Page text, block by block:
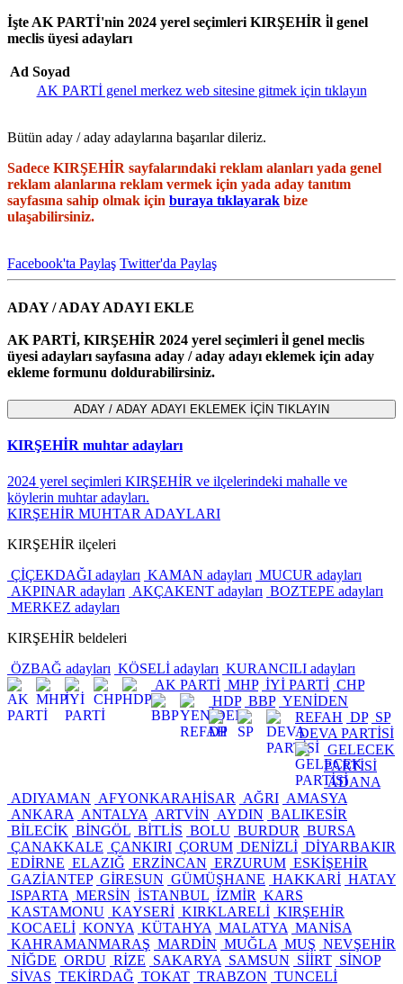
İşte AK PARTİ'nin 2024 yerel seçimleri KIRŞEHİR i̇l genel
meclis üyesi adayları
Ad Soyad
AK PARTİ genel merkez web sitesine gitmek için tıklayın
Bütün aday / aday adaylarına başarılar dileriz.
Sadece KIRŞEHİR sayfalarındaki reklam alanları yada genel
reklam alanlarına reklam vermek için yada aday tanıtım
sayfasına sahip olmak için buraya tıklayarak bize
ulaşabilirsiniz.
Facebook'ta Paylaş Twitter'da Paylaş
ADAY / ADAY ADAYI EKLE
AK PARTİ, KIRŞEHİR 2024 yerel seçimleri i̇l genel meclis
üyesi adayları sayfasına aday / aday adayı eklemek için aday
ekleme formunu doldurabilirsiniz.
KIRŞEHİR muhtar adayları
2024 yerel seçimleri KIRŞEHİR ve ilçelerindeki mahalle ve
köylerin muhtar adayları.
KIRŞEHİR MUHTAR ADAYLARI
KIRŞEHİR ilçeleri
ÇİÇEKDAĞI adayları KAMAN adayları MUCUR adayları
AKPINAR adayları AKÇAKENT adayları BOZTEPE adayları
MERKEZ adayları
KIRŞEHİR beldeleri
ÖZBAĞ adayları KÖSELİ adayları KURANCILI adayları
AK PARTİ MHP İYİ PARTİ CHP
HDP BBP YENİDEN
REFAH DP SP
DEVA PARTİSİ
GELECEK
PARTİSİ
ADANA
ADIYAMAN AFYONKARAHİSAR AĞRI AMASYA
ANKARA ANTALYA ARTVİN AYDIN BALIKESİR
BİLECİK BİNGÖL BİTLİS BOLU BURDUR BURSA
ÇANAKKALE ÇANKIRI ÇORUM DENİZLİ DİYARBAKIR
EDİRNE ELAZIĞ ERZİNCAN ERZURUM ESKİŞEHİR
GAZİANTEP GİRESUN GÜMÜŞHANE HAKKARİ HATAY
ISPARTA MERSİN İSTANBUL İZMİR KARS
KASTAMONU KAYSERİ KIRKLARELİ KIRŞEHİR
KOCAELİ KONYA KÜTAHYA MALATYA MANİSA
KAHRAMANMARAŞ MARDİN MUĞLA MUŞ NEVŞEHİR
NİĞDE ORDU RİZE SAKARYA SAMSUN SİİRT SİNOP
SİVAS TEKİRDAĞ TOKAT TRABZON TUNCELİ